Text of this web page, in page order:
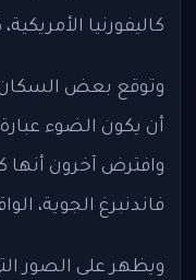
كاليفورنيا
وتوقع بعض السكان
أن يكون الضوء
وافترض آخرون
فاندنبرغ الجوية،
ويظهر على الصور